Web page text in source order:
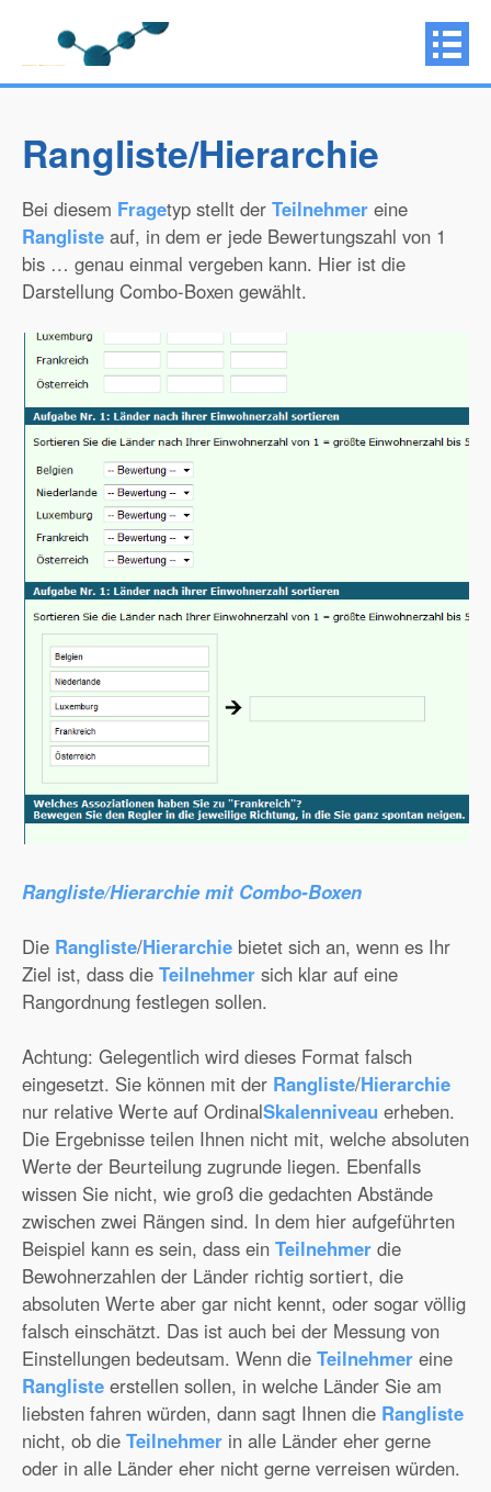
Rangliste/Hierarchie
Bei diesem Fragetyp stellt der Teilnehmer eine
Rangliste auf, in dem er jede Bewertungszahl von 1
bis … genau einmal vergeben kann. Hier ist die
Darstellung Combo-Boxen gewählt.
Rangliste/Hierarchie mit Combo-Boxen
Die Rangliste/Hierarchie bietet sich an, wenn es Ihr
Ziel ist, dass die Teilnehmer sich klar auf eine
Rangordnung festlegen sollen.
Achtung: Gelegentlich wird dieses Format falsch
eingesetzt. Sie können mit der Rangliste/Hierarchie
nur relative Werte auf OrdinalSkalenniveau erheben.
Die Ergebnisse teilen Ihnen nicht mit, welche absoluten
Werte der Beurteilung zugrunde liegen. Ebenfalls
wissen Sie nicht, wie groß die gedachten Abstände
zwischen zwei Rängen sind. In dem hier aufgeführten
Beispiel kann es sein, dass ein Teilnehmer die
Bewohnerzahlen der Länder richtig sortiert, die
absoluten Werte aber gar nicht kennt, oder sogar völlig
falsch einschätzt. Das ist auch bei der Messung von
Einstellungen bedeutsam. Wenn die Teilnehmer eine
Rangliste erstellen sollen, in welche Länder Sie am
liebsten fahren würden, dann sagt Ihnen die Rangliste
nicht, ob die Teilnehmer in alle Länder eher gerne
oder in alle Länder eher nicht gerne verreisen würden.